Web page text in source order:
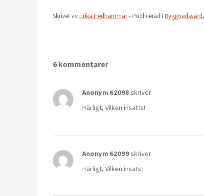
Skrivet avErika Hedhammar- Publicerad i Byggnadsvård,
6 kommentarer
Anonym 62098 skriver:
Härligt, Vilken insatts!
Anonym 62099skriver:
Härligt, Vilken insats!